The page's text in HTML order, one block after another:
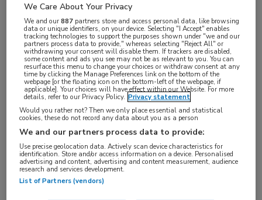
Met nieuw ontwikkelde machine learning-
modellen blijkt AI voor 91% de progressie van
diabetische retinopathie (DRP) juist in te kunnen
schatten. Het beoordelen van het risico op
progressie van DRP is klinisch moeilijk door de
Aandachtsgebieden:
Diabetes,Netvliesafwijkingen
Tags:
artificiële intelligentie,machine learning
We Care About Your Privacy
We and our887 partners store and access personal data, like browsing
data or unique identifiers, on your device. Selecting "I Accept" enables
tracking technologies to support the purposes shown under "we and our
partners process data to provide," whereas selecting "Reject All" or
withdrawing your consent will disable them. If trackers are disabled,
some content and ads you see may not be as relevant to you. You can
resurface this menu to change your choices or withdraw consent at any
time by clicking the Manage Preferences link on the bottom of the
webpage [or the floating icon on the bottom-left of the webpage, if
applicable]. Your choices will have effect within our Website. For more
details, refer to our Privacy Policy. Privacy statement
Would you rather not? Then we only place essential and statistical
cookies, these do not record any data about you as a person
We and our partners process data to provide:
Use precise geolocation data. Actively scan device characteristics for
identification. Store and/or access information on a device. Personalised
advertising and content, advertising and content measurement, audience
research and services development.
List of Partners (vendors)